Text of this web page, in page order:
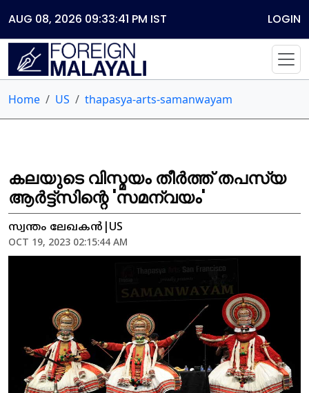
AUG 08, 2026 09:33:41 PM IST LOGIN
Home US thapasya-arts-samanwayam
കലയുടെ വിസ്മയം തീർത്ത് തപസ്യ
ആർട്ട്സിന്റെ 'സമന്വയം'
സ്വന്തം ലേഖകൻ|US
OCT 19, 2023 02:15:44 AM